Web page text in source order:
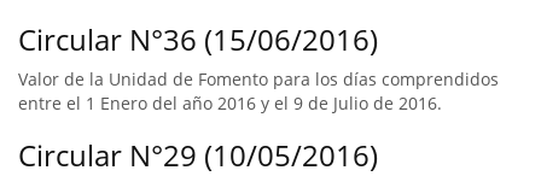
Circular N°36 (15/06/2016)
Valor de la Unidad de Fomento para los días comprendidos
entre el 1 Enero del año 2016 y el 9 de Julio de 2016.
Circular N°29 (10/05/2016)